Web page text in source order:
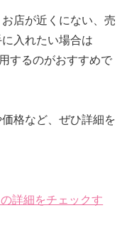
店が近くにない、売
入れたい場合は
するのがおすすめで
格など、ぜひ詳細を
詳細をチェックす